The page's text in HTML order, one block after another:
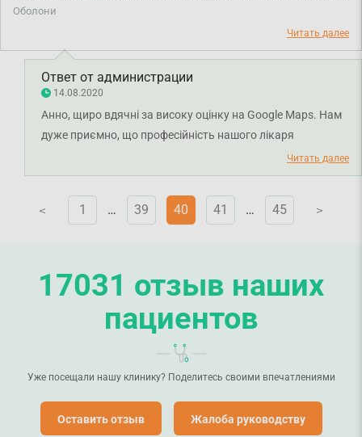
Оболони
Читать далее
Ответ от администрации
14.08.2020
Анно, щиро вдячні за високу оцінку на Google Maps. Нам
дуже приємно, що професійність нашого лікаря
залишила у вас лише позитивні емоції. Дякуємо за довіру
і щиро бажаємо вам міцного здоров'я!
Читать далее
V 1 … 39 40 41 … 45 V
17031 отзыв наших
пациентов
Уже посещали нашу клинику? Поделитесь своими впечатлениями
Оставить отзыв Жалоба руководству